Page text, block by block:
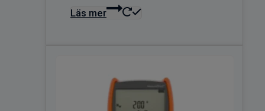
Läs mer